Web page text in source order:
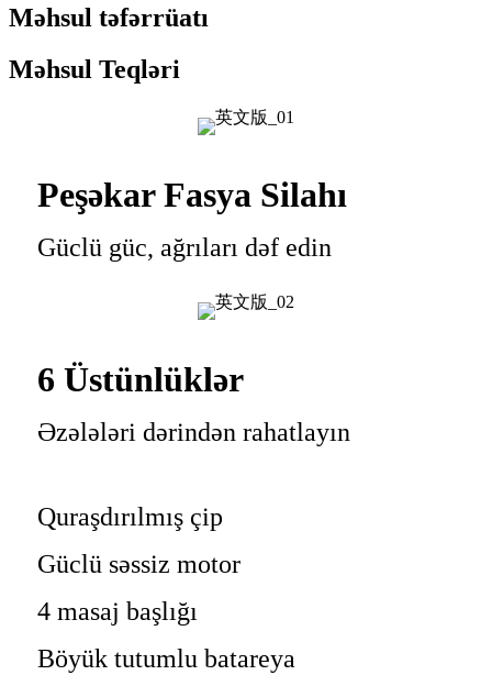
Məhsul təfərrüatı
Məhsul Teqləri
Peşəkar Fasya Silahı
Güclü güc, ağrıları dəf edin
6 Üstünlüklər
Əzələləri dərindən rahatlayın
Quraşdırılmış çip
Güclü səssiz motor
4 masaj başlığı
Böyük tutumlu batareya